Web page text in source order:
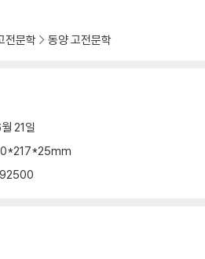
전문학 동양 고전문학
21일